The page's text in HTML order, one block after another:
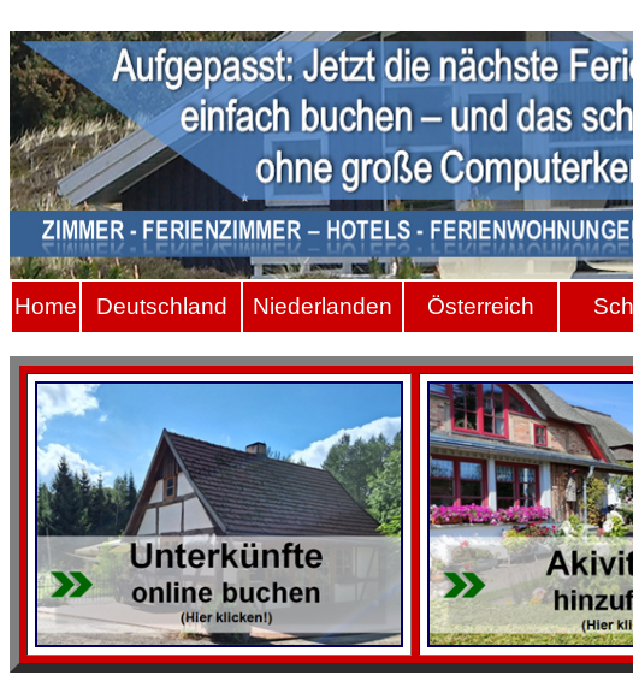
Home Deutschland Niederlanden Österreich